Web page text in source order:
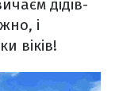
дідів-
і
віків!